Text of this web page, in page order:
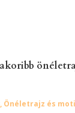
, Önéletrajz és